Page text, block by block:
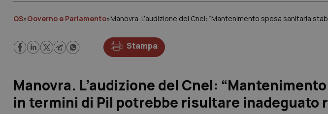
QS»Governo e Parlamento»
Stampa
Manovra. L’audizione del Cnel:
in termini di Pil potrebbe risultare inadeguato